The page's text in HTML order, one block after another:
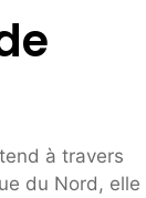
à travers
du Nord, elle